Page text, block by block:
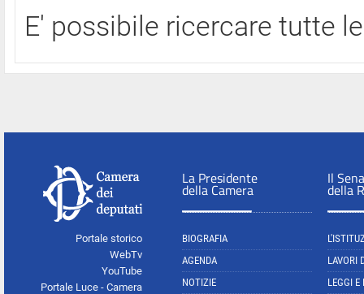
E' possibile ricercare tutte
Portale storico
WebTv
YouTube
Portale Luce - Camera
La Presidente
della Camera
BIOGRAFIA
AGENDA
NOTIZIE
Il
della
LAVORI
LEGGI E